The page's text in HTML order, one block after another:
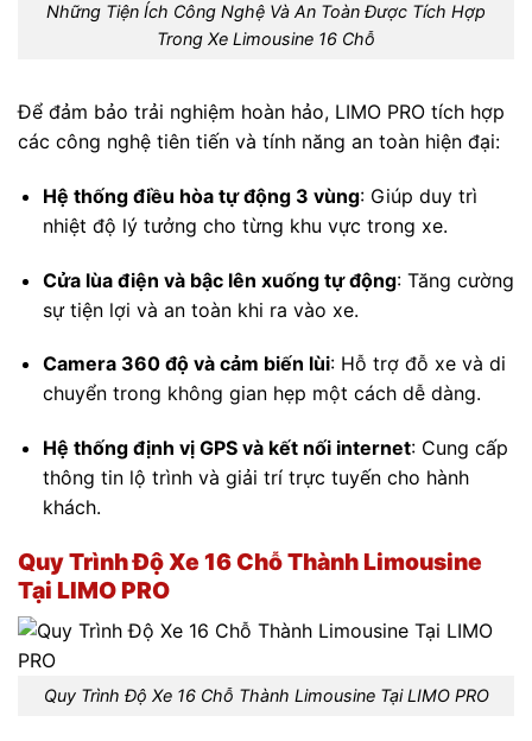
Những Tiện Ích Công Nghệ Và An Toàn Được Tích Hợp
Trong Xe Limousine 16 Chỗ
Để đảm bảo trải nghiệm hoàn hảo, LIMO PRO tích hợp
các công nghệ tiên tiến và tính năng an toàn hiện đại:
Hệ thống điều hòa tự động 3 vùng: Giúp duy trì
nhiệt độ lý tưởng cho từng khu vực trong xe.
Cửa lùa điện và bậc lên xuống tự động: Tăng cường
sự tiện lợi và an toàn khi ra vào xe.
Camera 360 độ và cảm biến lùi: Hỗ trợ đỗ xe và di
chuyển trong không gian hẹp một cách dễ dàng.
Hệ thống định vị GPS và kết nối internet: Cung cấp
thông tin lộ trình và giải trí trực tuyến cho hành
khách.
Quy Trình Độ Xe 16 Chỗ Thành Limousine
Tại LIMO PRO
Quy Trình Độ Xe 16 Chỗ Thành Limousine Tại LIMO PRO